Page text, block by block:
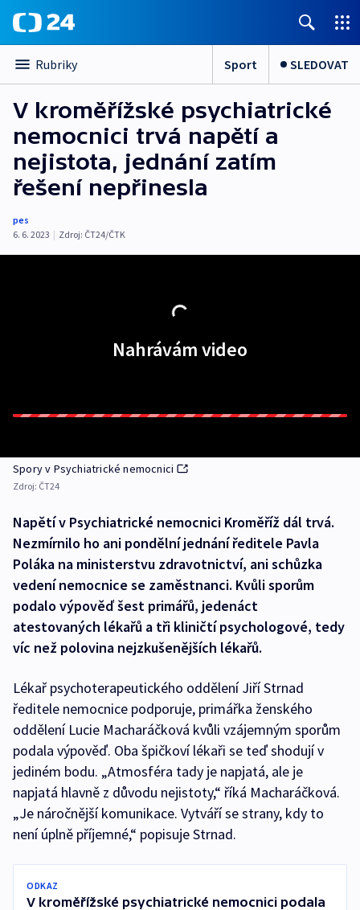
Rubriky Sport SLEDOVAT
V kroměřížské psychiatrické
nemocnici trvá napětí a
nejistota, jednání zatím
řešení nepřinesla
pes
6. 6. 2023 | Zdroj: ČT24/ČTK
Nahrávám video
Spory v Psychiatrické nemocnici
Zdroj: ČT24
Napětí v Psychiatrické nemocnici Kroměříž dál trvá.
Nezmírnilo ho ani pondělní jednání ředitele Pavla
Poláka na ministerstvu zdravotnictví, ani schůzka
vedení nemocnice se zaměstnanci. Kvůli sporům
podalo výpověď šest primářů, jedenáct
atestovaných lékařů a tři kliničtí psychologové, tedy
víc než polovina nejzkušenějších lékařů.
Lékař psychoterapeutického oddělení Jiří Strnad
ředitele nemocnice podporuje, primářka ženského
oddělení Lucie Macharáčková kvůli vzájemným sporům
podala výpověď. Oba špičkoví lékaři se teď shodují v
jediném bodu. „Atmosféra tady je napjatá, ale je
napjatá hlavně z důvodu nejistoty,“ říká Macharáčková.
„Je náročnější komunikace. Vytváří se strany, kdy to
není úplně příjemné,“ popisuje Strnad.
ODKAZ
V kroměřížské psychiatrické nemocnici podala